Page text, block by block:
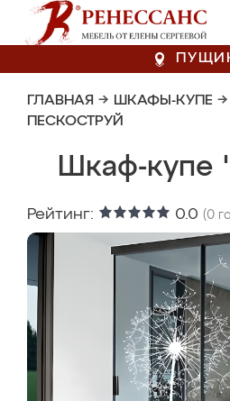
ГЛАВНАЯ → ШКАФЫ-КУПЕ →
ПЕСКОСТРУЙ
Шкаф-купе
Рейтинг: 0.0 (0